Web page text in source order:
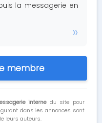
la messagerie en
membre
internedu site pour
dans les annonces sont
leurs auteurs.